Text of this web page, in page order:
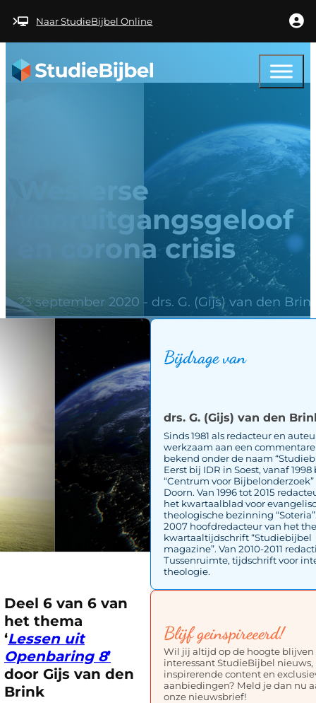
Naar StudieBijbel Online
Westerse
vooruitgangsgeloof
en corona crisis
23 september 2020 - drs. G. (Gijs) van den
Deel 6 van 6 van
het thema
‘Lessen uit
Openbaring 8’
door Gijs van den
Brink
Bijdrage van
drs. G. (Gijs) van den
Sinds 1981 als redacteur en
werkzaam aan een
bekend onder de naam
Eerst bij IDR in Soest, vanaf
“Centrum voor Bijbelonderzoek”
Doorn. Van 1996 tot 2015
het kwartaalblad voor
theologische bezinning
2007 hoofdredacteur van het
kwartaaltijdschrift “Studiebijbel
magazine”. Van 2010-2011
Tussenruimte, tijdschrift voor
theologie.
Blijf geinspireeerd!
Wil jij altijd op de hoogte blijven
interessant StudieBijbel nieuws,
inspirerende content en
aanbiedingen? Meld je dan nu
onze nieuwsbrief!